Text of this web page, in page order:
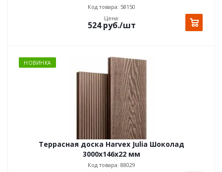
Код товара: 58150
Цена:
524руб./шт
НОВИНКА
Террасная доска Harvex Julia Шоколад
3000х146x22 мм
Код товара: 88029